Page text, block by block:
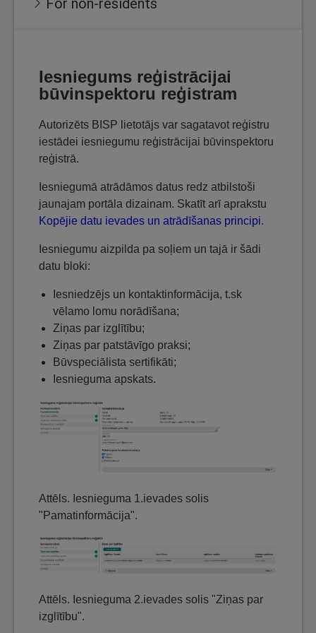
Iesniegums reģistrācijai
būvinspektoru reģistram
Autorizēts BISP lietotājs var sagatavot reģistru
iestādei iesniegumu reģistrācijai būvinspektoru
reģistrā.
Iesniegumā atrādāmos datus redz atbilstoši
jaunajam portāla dizainam. Skatīt arī aprakstu
Kopējie datu ievades un atrādīšanas principi.
Iesniegumu aizpilda pa soļiem un tajā ir šādi
datu bloki:
Iesniedzējs un kontaktinformācija, t.sk
vēlamo lomu norādīšana;
Ziņas par izglītību;
Ziņas par patstāvīgo praksi;
Būvspeciālista sertifikāti;
Iesnieguma apskats.
Attēls. Iesnieguma 1.ievades solis
"Pamatinformācija".
Attēls. Iesnieguma 2.ievades solis "Ziņas par
izglītību".